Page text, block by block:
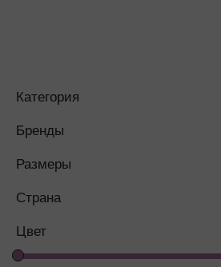
Категория
Бренды
Размеры
Страна
Цвет